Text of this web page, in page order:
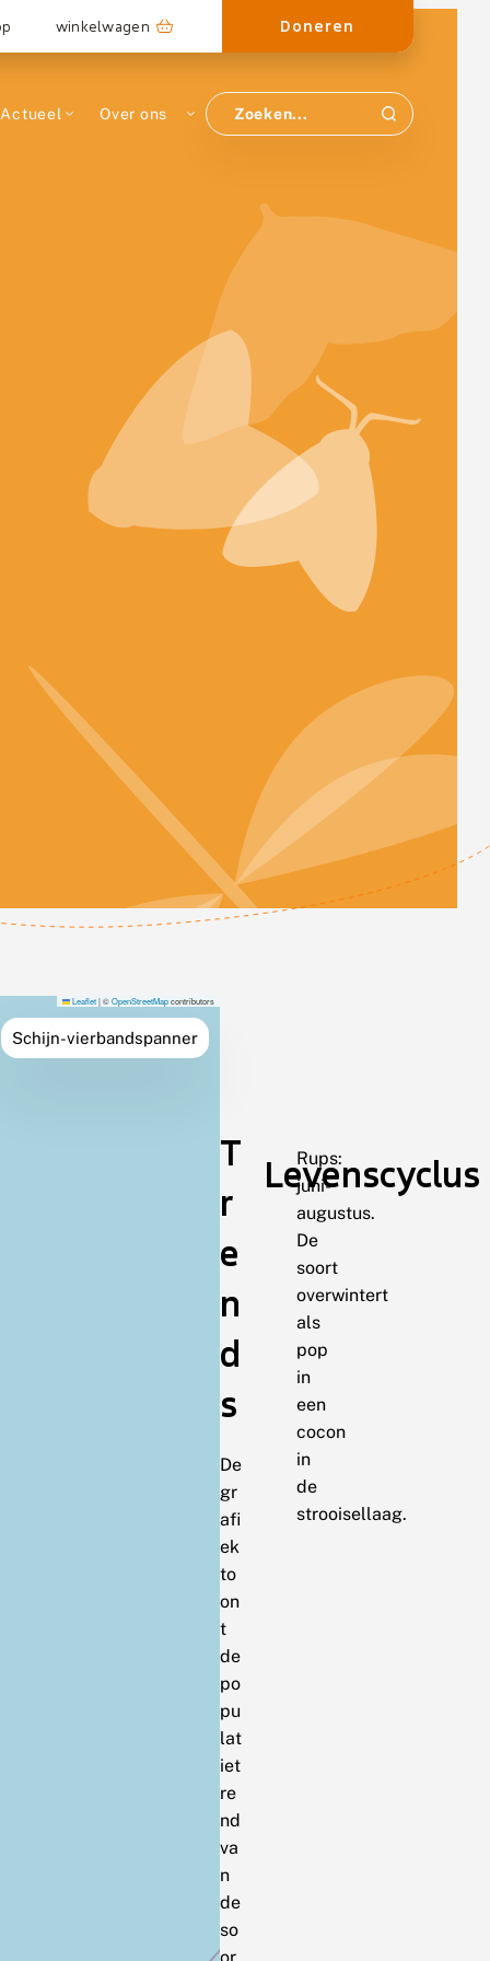
winkelwagen Doneren
Actueel Over ons
Schijn-vierbandspanner
Leaflet|©OpenStreetMapcontributors
T
r
e
n
d
s
De
gr
afi
ek
to
on
t
de
po
pu
lat
iet
re
nd
va
n
de
so
Levenscyclus
Rups:
juni-
augustus.
De
soort
overwintert
als
pop
in
een
cocon
in
de
strooisellaag.